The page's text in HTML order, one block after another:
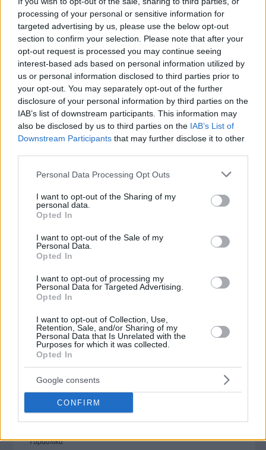
processing of your personal or sensitive information for
targeted advertising by us, please use the below opt-out
section to confirm your selection. Please note that after your
opt-out request is processed you may continue seeing
interest-based ads based on personal information utilized by
us or personal information disclosed to third parties prior to
your opt-out. You may separately opt-out of the further
disclosure of your personal information by third parties on the
IAB’s list of downstream participants. This information may
also be disclosed by us to third parties on the IAB’s List of
Downstream Participants that may further disclose it to other
Please note that this website/app uses one or more Google
not limited to your visit or usage behaviour. You may click to
grant or deny consent to Google and its third-party tags to
use your data for below specified purposes in below Google
consent section.
Personal Data Processing Opt Outs
I want to opt-out of the Sharing of my
personal data.
Opted In
I want to opt-out of the Sale of my
Personal Data.
Opted In
I want to opt-out of processing my
Personal Data for Targeted Advertising.
Opted In
I want to opt-out of Collection, Use,
Retention, Sale, and/or Sharing of my
Personal Data that Is Unrelated with the
Purposes for which it was collected.
Opted In
Google consents
CONFIRM
Αυτοκίνητο
Υγεία
Γενικά
Διασκέδαση
Εργασία
Σπίτι
Ανακαίνιση
Απολυμάνσεις
Αρχιτέκτονες
Εναλλακτική Θέρμανση
Έπιπλα
Εποχιακά Είδη
Κεντρική Θέρμανση
Κεντρικός Κλιματισμός
Κήπος
Μετακομίσεις & Μεταφορές
Περιφράξεις
Ρολά
Υδραυλικά